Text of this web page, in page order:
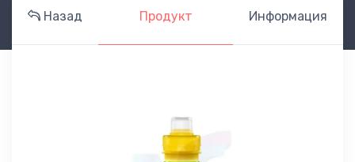
Назад Продукт Информация